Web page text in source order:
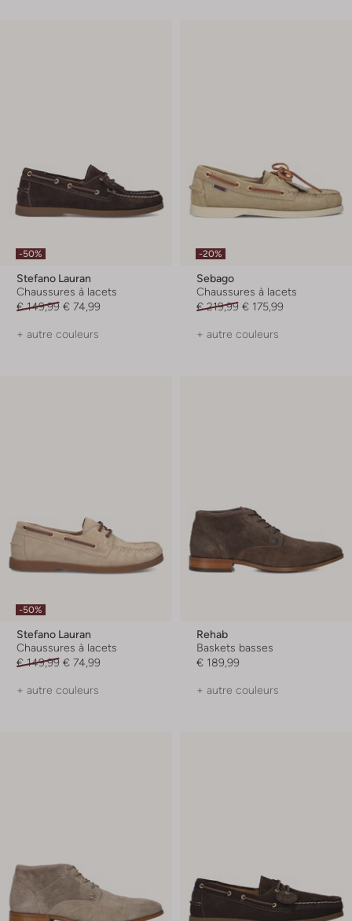
-50%
Stefano Lauran
Chaussures à lacets
€ 149,99 € 74,99
+ autre couleurs
-20%
Sebago
Chaussures à lacets
€ 219,99 € 175,99
+ autre couleurs
-50%
Stefano Lauran
Chaussures à lacets
€ 149,99 € 74,99
+ autre couleurs
Rehab
Baskets basses
€ 189,99
+ autre couleurs